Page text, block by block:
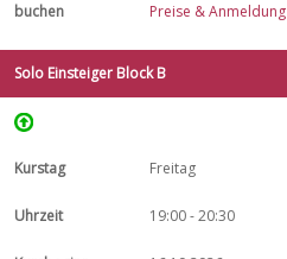
Preise & Anmeldung
Solo Einsteiger Block B
Freitag
19:00 - 20:30